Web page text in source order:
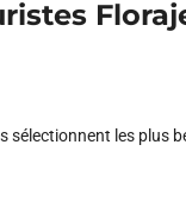
les plus